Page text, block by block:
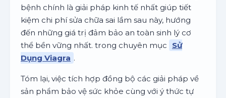
bệnh chính là giải pháp kinh tế nhất giúp tiết
kiệm chi phí sửa chữa sai lầm sau này, hướng
đến những giá trị đảm bảo an toàn sinh lý cơ
thể bền vững nhất. trong chuyên mục
Sử
Dụng Viagra .
Tóm lại, việc tích hợp đồng bộ các giải pháp về
sản phẩm bảo vệ sức khỏe cùng với ý thức tự